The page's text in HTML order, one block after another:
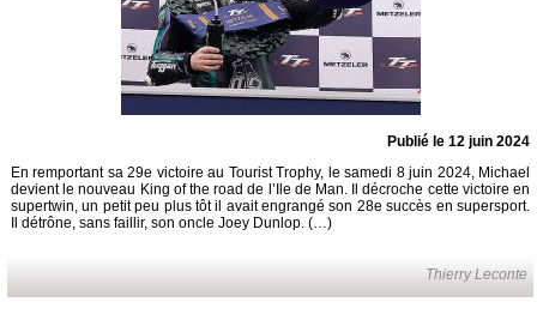
Publié le 12 juin 2024
En remportant sa 29e victoire au Tourist Trophy, le samedi 8 juin 2024, Michael
devient le nouveau King of the road de l’Ile de Man. Il décroche cette victoire en
supertwin, un petit peu plus tôt il avait engrangé son 28e succès en supersport.
Il détrône, sans faillir, son oncle Joey Dunlop. (…)
Thierry Leconte